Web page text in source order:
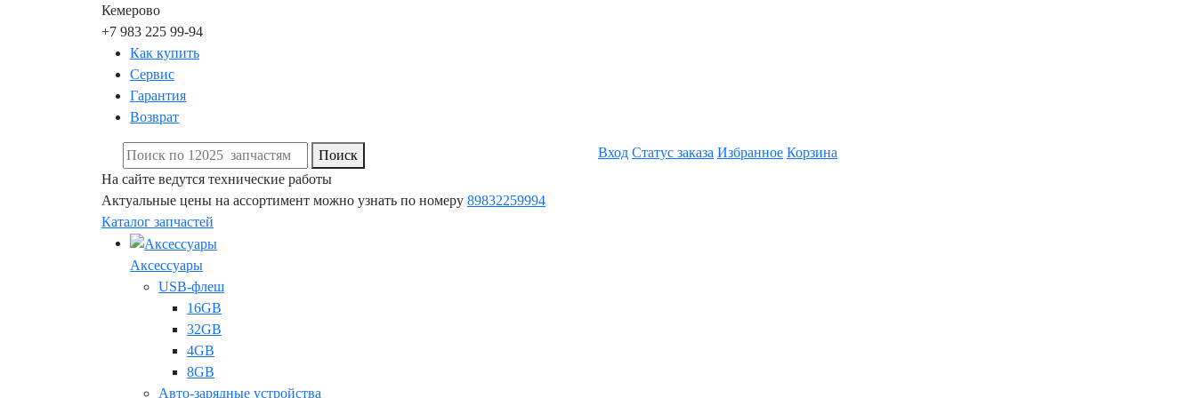
Кемерово
+7 983 225 99-94
Как купить
Сервис
Гарантия
Возврат
Поиск Вход Статус заказа Избранное Корзина
На сайте ведутся технические работы
Актуальные цены на ассортимент можно узнать по номеру 89832259994
Каталог запчастей
Аксессуары
USB-флеш
16GB
32GB
4GB
8GB
Авто-зарядные устройства